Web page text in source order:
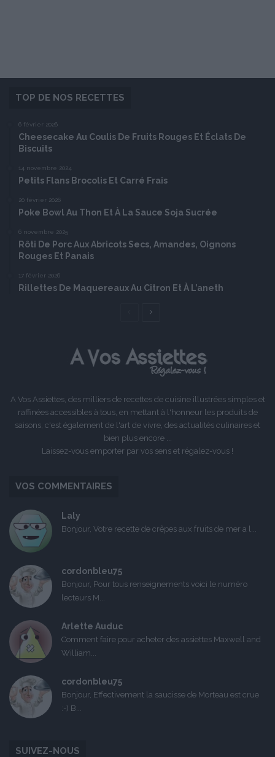
TOP DE NOS RECETTES
6 février 2026
Cheesecake Au Coulis De Fruits Rouges Et Éclats De
Biscuits
14 novembre 2024
Petits Flans Brocolis Et Carré Frais
20 février 2026
Poke Bowl Au Thon Et À La Sauce Soja Sucrée
6 novembre 2025
Rôti De Porc Aux Abricots Secs, Amandes, Oignons
Rouges Et Panais
17 février 2026
Rillettes De Maquereaux Au Citron Et À L’aneth
Page
A Vos Assiettes, des milliers de recettes de cuisine illustrées simples et
raffinées accessibles à tous, en mettant à l'honneur les produits de
saisons, c'est également de l'art de vivre, des actualités culinaires et
bien plus encore ...
Laissez-vous emporter par vos sens et régalez-vous !
VOS COMMENTAIRES
Laly
Bonjour, Votre recette de crêpes aux fruits de mer a l...
cordonbleu75
Bonjour, Pour tous renseignements voici le numéro
lecteurs M...
Arlette Auduc
Comment faire pour acheter des assiettes Maxwell and
William...
cordonbleu75
Bonjour, Effectivement la saucisse de Morteau est crue
:-) B...
SUIVEZ-NOUS